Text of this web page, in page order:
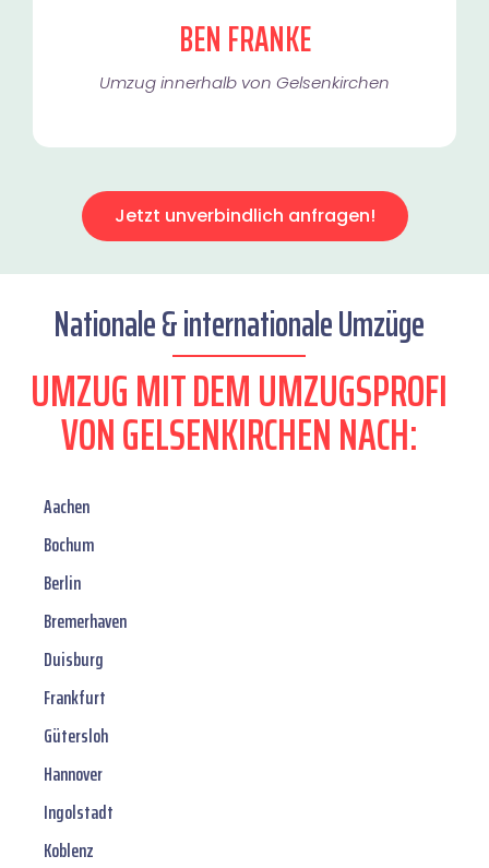
BEN FRANKE
Umzug innerhalb von Gelsenkirchen​
Jetzt unverbindlich anfragen!
Nationale & internationale Umzüge
UMZUG MIT DEM UMZUGSPROFI
VON GELSENKIRCHEN NACH:
Aachen
Bochum
Berlin
Bremerhaven
Duisburg
Frankfurt
Gütersloh
Hannover
Ingolstadt
Koblenz